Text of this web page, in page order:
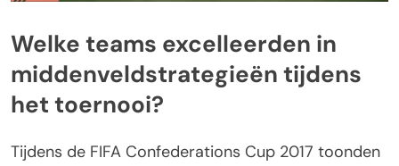
Welke teams excelleerden in
middenveldstrategieën tijdens
het toernooi?
Tijdens de FIFA Confederations Cup 2017 toonden